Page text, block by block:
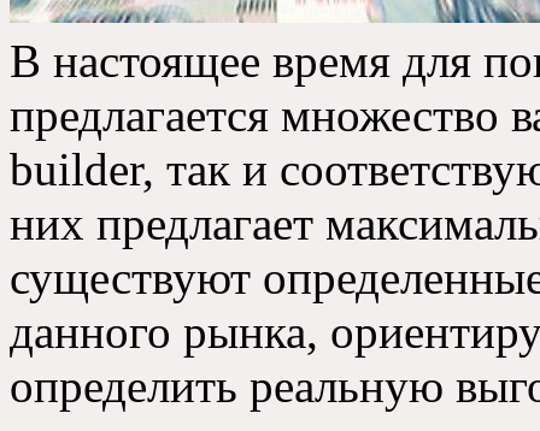
В настоящее время для
предлагается множество
builder, так и
них предлагает
существуют
данного рынка,
определить реальную